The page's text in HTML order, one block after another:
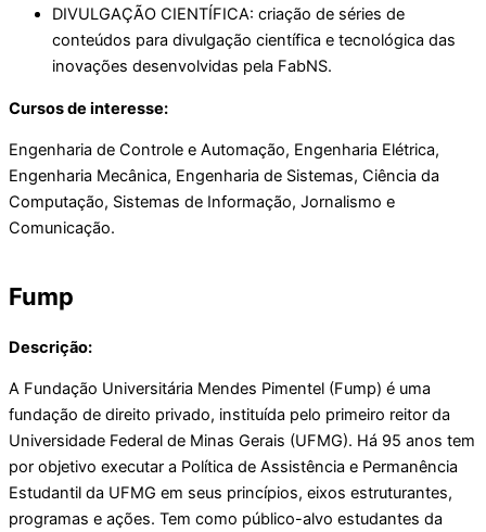
DIVULGAÇÃO CIENTÍFICA: criação de séries de
conteúdos para divulgação científica e tecnológica das
inovações desenvolvidas pela FabNS.
Cursos de interesse:
Engenharia de Controle e Automação, Engenharia Elétrica,
Engenharia Mecânica, Engenharia de Sistemas, Ciência da
Computação, Sistemas de Informação, Jornalismo e
Comunicação.
Fump
Descrição:
A Fundação Universitária Mendes Pimentel (Fump) é uma
fundação de direito privado, instituída pelo primeiro reitor da
Universidade Federal de Minas Gerais (UFMG). Há 95 anos tem
por objetivo executar a Política de Assistência e Permanência
Estudantil da UFMG em seus princípios, eixos estruturantes,
programas e ações. Tem como público-alvo estudantes da